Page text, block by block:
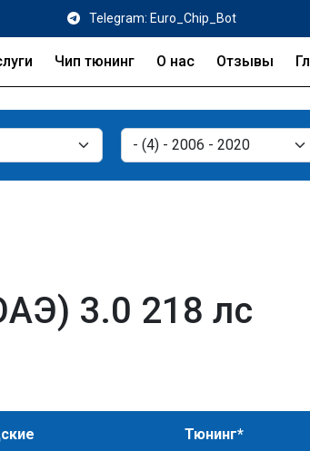
Telegram: Euro_Chip_Bot
Чип тюнинг О нас Отзывы
3.0 218 лс
Тюнинг*